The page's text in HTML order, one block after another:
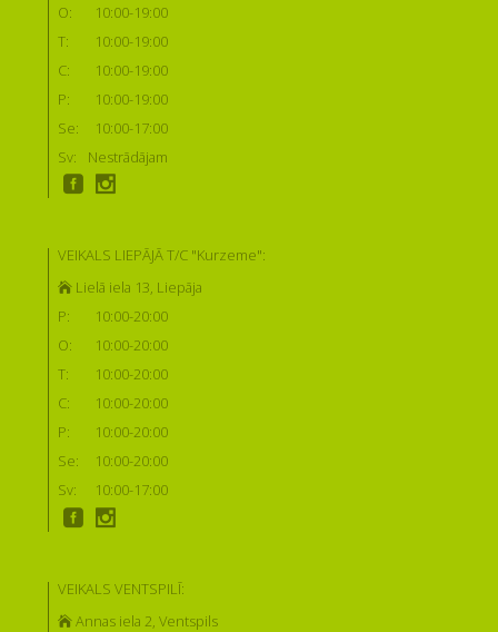
O:
10:00-19:00
T:
10:00-19:00
C:
10:00-19:00
P:
10:00-19:00
Se:
10:00-17:00
Sv:
Nestrādājam
VEIKALS LIEPĀJĀ T/C "Kurzeme":
Lielā iela 13, Liepāja
P:
10:00-20:00
O:
10:00-20:00
T:
10:00-20:00
C:
10:00-20:00
P:
10:00-20:00
Se:
10:00-20:00
Sv:
10:00-17:00
VEIKALS VENTSPILĪ:
Annas iela 2, Ventspils